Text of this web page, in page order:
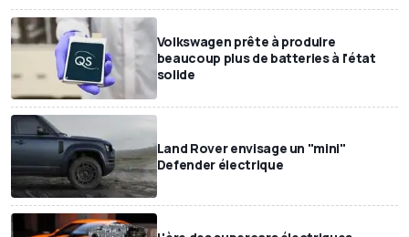
Volkswagen prête à produire
beaucoup plus de batteries à l'état
solide
Land Rover envisage un "mini"
Defender électrique